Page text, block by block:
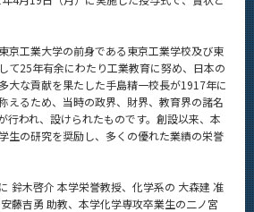
京工業大学の前身である東京工業学校及び東
て25年有余にわたり工業教育に努め、日本の
大な貢献を果たした手島精一校長が1917年に
えるため、当時の政界、財界、教育界の諸名
行われ、設けられたものです。創設以来、本
生の研究を奨励し、多くの優れた業績の栄誉
鈴木啓介 本学栄誉教授、化学系の 大森建 准
藤吉勇 助教、本学化学専攻卒業生の二ノ宮